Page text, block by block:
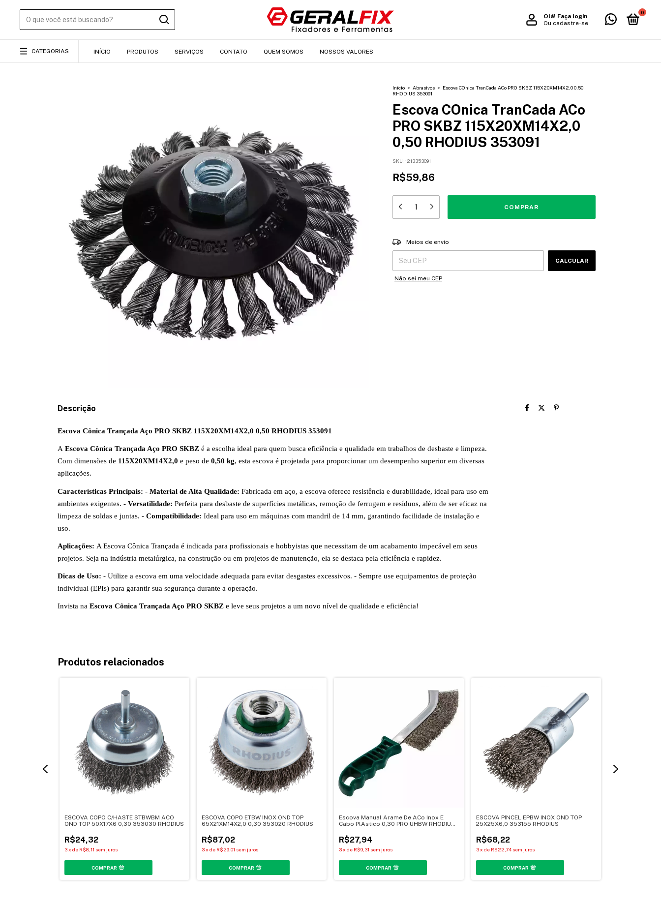
Olá! Faça login
Ou cadastre-se
0
CATEGORIAS INÍCIO PRODUTOS SERVIÇOS CONTATO QUEM SOMOS NOSSOS VALORES
Início > Abrasivos > Escova COnica TranCada ACo PRO SKBZ 115X20XM14X2,0 0,50
RHODIUS 353091
Escova COnica TranCada ACo
PRO SKBZ 115X20XM14X2,0
0,50 RHODIUS 353091
SKU: 1213353091
R$59,86
Entregas para o CEP:
Meios de envio
CALCULAR
Não sei meu CEP
Descrição
Escova Cônica Trançada Aço PRO SKBZ 115X20XM14X2,0 0,50 RHODIUS 353091
A Escova Cônica Trançada Aço PRO SKBZ é a escolha ideal para quem busca eficiência e qualidade em trabalhos de desbaste e limpeza.
Com dimensões de 115X20XM14X2,0 e peso de 0,50 kg, esta escova é projetada para proporcionar um desempenho superior em diversas
aplicações.
Características Principais: - Material de Alta Qualidade: Fabricada em aço, a escova oferece resistência e durabilidade, ideal para uso em
ambientes exigentes. - Versatilidade: Perfeita para desbaste de superfícies metálicas, remoção de ferrugem e resíduos, além de ser eficaz na
limpeza de soldas e juntas. - Compatibilidade: Ideal para uso em máquinas com mandril de 14 mm, garantindo facilidade de instalação e
uso.
Aplicações: A Escova Cônica Trançada é indicada para profissionais e hobbyistas que necessitam de um acabamento impecável em seus
projetos. Seja na indústria metalúrgica, na construção ou em projetos de manutenção, ela se destaca pela eficiência e rapidez.
Dicas de Uso: - Utilize a escova em uma velocidade adequada para evitar desgastes excessivos. - Sempre use equipamentos de proteção
individual (EPIs) para garantir sua segurança durante a operação.
Invista na Escova Cônica Trançada Aço PRO SKBZ e leve seus projetos a um novo nível de qualidade e eficiência!
Produtos relacionados
ESCOVA COPO C/HASTE STBWBM ACO
OND TOP 50X17X6 0,30 353030 RHODIUS
R$24,32
3x de R$8,11 sem juros
ESCOVA COPO ETBW INOX OND TOP
65X21XM14X2,0 0,30 353020 RHODIUS
R$87,02
3x de R$29,01 sem juros
Escova Manual Arame De ACo Inox E
Cabo PlAstico 0,30 PRO UHBW RHODIUS
R$27,94
3x de R$9,31 sem juros
ESCOVA PINCEL EPBW INOX OND TOP
25X25X6,0 353155 RHODIUS
R$68,22
3x de R$22,74 sem juros